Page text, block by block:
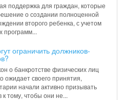
поддержка для граждан, которые
о создании полноценной
второго ребенка, с учетом
программ...
ограничить должников-
о банкротстве физических лиц
ожидает своего принятия,
начали активно призывать
к тому, чтобы они не...